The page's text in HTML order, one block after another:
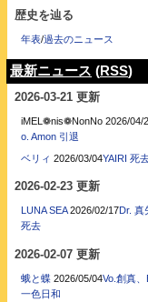
歴史を辿る
年表/過去のニュース
最新ニュース (RSS)
2026-03-21 更新
iMEL❁nis❁NonNo 2026/04/
o. Amon 引退
ベリィ 2026/03/04YAIRI 死
2026-02-23 更新
LUNA SEA 2026/02/17Dr. 真
死去
2026-02-07 更新
蛾と蝶 2026/05/04Vo.創真、
一色日和